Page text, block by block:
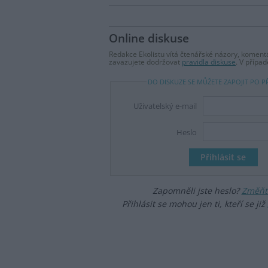
Online diskuse
Redakce Ekolistu vítá čtenářské názory,
zavazujete dodržovat pravidla diskuse. V
DO DISKUZE SE MŮŽETE ZAPOJIT PO
Uživatelský e-mail
Heslo
Zapomněli jste heslo?
Přihlásit se mohou jen ti, kteří se již